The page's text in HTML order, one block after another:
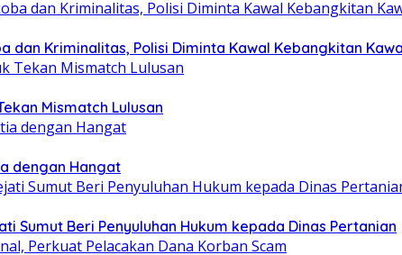
dan Kriminalitas, Polisi Diminta Kawal Kebangkitan
Mismatch Lulusan
dengan Hangat
Sumut Beri Penyuluhan Hukum kepada Dinas Pertanian